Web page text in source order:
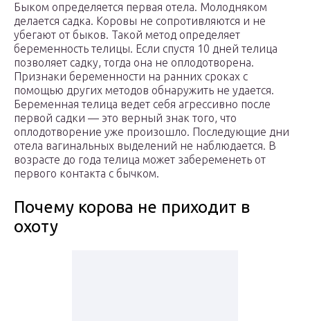
Быком определяется первая отела. Молодняком
делается садка. Коровы не сопротивляются и не
убегают от быков. Такой метод определяет
беременность телицы. Если спустя 10 дней телица
позволяет садку, тогда она не оплодотворена.
Признаки беременности на ранних сроках с
помощью других методов обнаружить не удается.
Беременная телица ведет себя агрессивно после
первой садки — это верный знак того, что
оплодотворение уже произошло. Последующие дни
отела вагинальных выделений не наблюдается. В
возрасте до года телица может забеременеть от
первого контакта с бычком.
Почему корова не приходит в
охоту